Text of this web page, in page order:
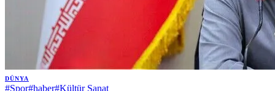
DÜNYA
#Spor#haber#Kültür Sanat